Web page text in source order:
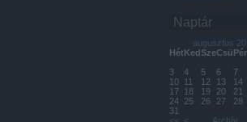
Naptár
augusztus
HétKedSzeCsü
3
4 5 6 7
10
11 12 13 14
17
18 19 20 21
24
25 26 27 28
31